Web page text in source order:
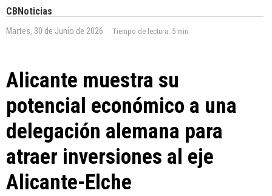
CBNoticias
Martes, 30 de Junio de 2026 Tiempo de lectura: 5 min
Alicante muestra su
potencial económico a una
delegación alemana para
atraer inversiones al eje
Alicante-Elche